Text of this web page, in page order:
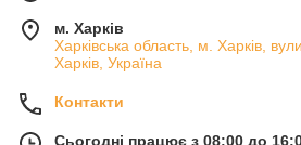
м. Харків
Харківська область, м. Харків,
Харків, Україна
Контакти
Сьогодні працює з 08:00 до